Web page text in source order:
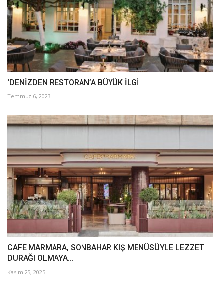
'DENİZDEN RESTORAN’A BÜYÜK İLGİ
Temmuz 6, 2023
CAFE MARMARA, SONBAHAR KIŞ MENÜSÜYLE LEZZET
DURAĞI OLMAYA...
Kasım 25, 2025